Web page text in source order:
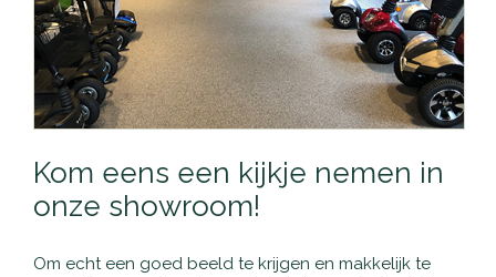
Kom eens een kijkje nemen in
onze showroom!
Om echt een goed beeld te krijgen en makkelijk te